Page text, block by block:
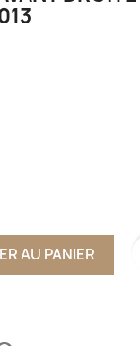
AU PANIER